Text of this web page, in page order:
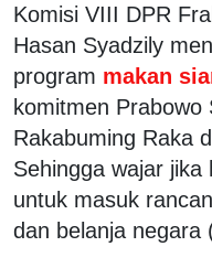
Komisi VIII DPR
Hasan Syadzily
program makan
komitmen Prabowo
Rakabuming Raka
Sehingga wajar
untuk masuk
dan belanja negara